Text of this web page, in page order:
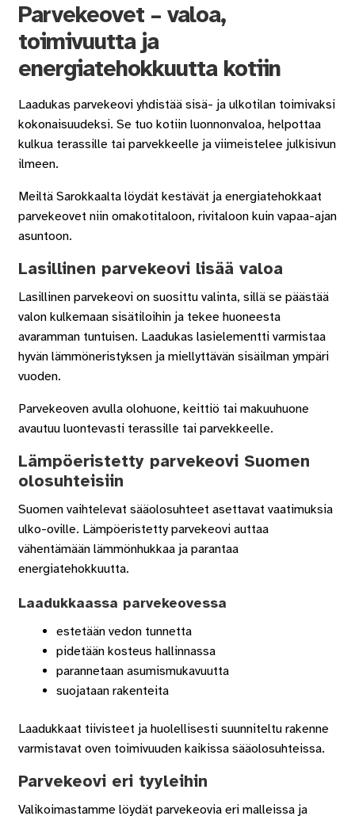
Parvekeovet – valoa,
toimivuutta ja
energiatehokkuutta kotiin
Laadukas parvekeovi yhdistää sisä- ja ulkotilan toimivaksi
kokonaisuudeksi. Se tuo kotiin luonnonvaloa, helpottaa
kulkua terassille tai parvekkeelle ja viimeistelee julkisivun
ilmeen.
Meiltä Sarokkaalta löydät kestävät ja energiatehokkaat
parvekeovet niin omakotitaloon, rivitaloon kuin vapaa-ajan
asuntoon.
Lasillinen parvekeovi lisää valoa
Lasillinen parvekeovi on suosittu valinta, sillä se päästää
valon kulkemaan sisätiloihin ja tekee huoneesta
avaramman tuntuisen. Laadukas lasielementti varmistaa
hyvän lämmöneristyksen ja miellyttävän sisäilman ympäri
vuoden.
Parvekeoven avulla olohuone, keittiö tai makuuhuone
avautuu luontevasti terassille tai parvekkeelle.
Lämpöeristetty parvekeovi Suomen
olosuhteisiin
Suomen vaihtelevat sääolosuhteet asettavat vaatimuksia
ulko-oville. Lämpöeristetty parvekeovi auttaa
vähentämään lämmönhukkaa ja parantaa
energiatehokkuutta.
Laadukkaassa parvekeovessa
estetään vedon tunnetta
pidetään kosteus hallinnassa
parannetaan asumismukavuutta
suojataan rakenteita
Laadukkaat tiivisteet ja huolellisesti suunniteltu rakenne
varmistavat oven toimivuuden kaikissa sääolosuhteissa.
Parvekeovi eri tyyleihin
Valikoimastamme löydät parvekeovia eri malleissa ja